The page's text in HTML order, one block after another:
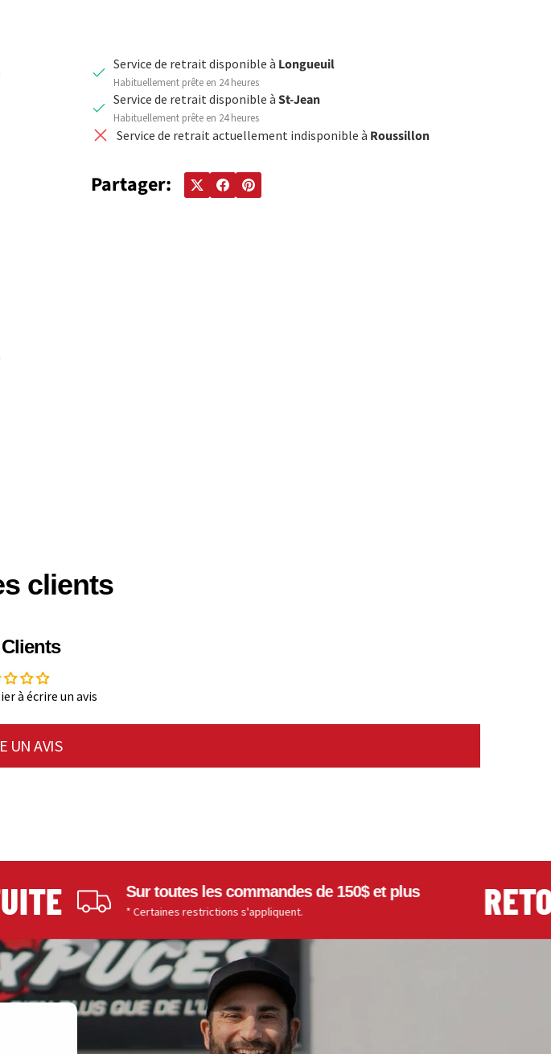
Service de retrait disponible à Longueuil
Habituellement prête en 24 heures
Service de retrait disponible àSt-Jean
Habituellement prête en 24 heures
Service de retrait actuellement indisponible à Roussillon
Partager:
clients
à écrire un avis
UN AVIS
Sur toutes les commandes de 150$ et plus
* Certaines restrictions s'appliquent.